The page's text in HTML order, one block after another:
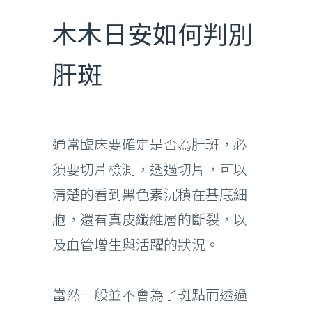
木木日安如何判別
肝斑
通常臨床要確定是否為肝斑，必
須要切片檢測，透過切片，可以
清楚的看到黑色素沉積在基底細
胞，還有真皮纖維層的斷裂，以
及血管增生與活躍的狀況。
當然一般並不會為了斑點而透過